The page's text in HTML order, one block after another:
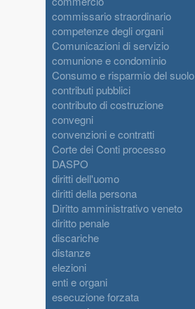
commissario straordinario
competenze degli organi
Comunicazioni di servizio
comunione e condominio
Consumo e risparmio del suolo
contributi pubblici
contributo di costruzione
convegni
convenzioni e contratti
Corte dei Conti processo
DASPO
diritti dell'uomo
diritti della persona
Diritto amministrativo veneto
diritto penale
discariche
distanze
elezioni
enti e organi
esecuzione forzata